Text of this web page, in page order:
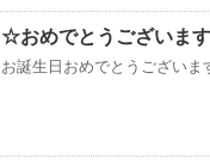
☆おめでとうございま
お誕生日おめでとうござい